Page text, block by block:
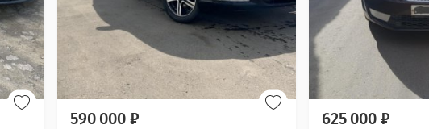
590 000 ₽ 625 000 ₽